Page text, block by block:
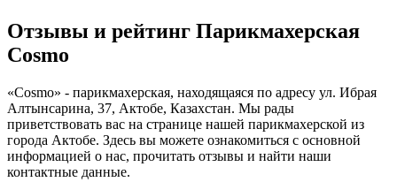
Отзывы и рейтинг Парикмахерская
Cosmo
«Cosmo» - парикмахерская, находящаяся по адресу ул. Ибрая
Алтынсарина, 37, Актобе, Казахстан. Мы рады
приветствовать вас на странице нашей парикмахерской из
города Актобе. Здесь вы можете ознакомиться с основной
информацией о нас, прочитать отзывы и найти наши
контактные данные.